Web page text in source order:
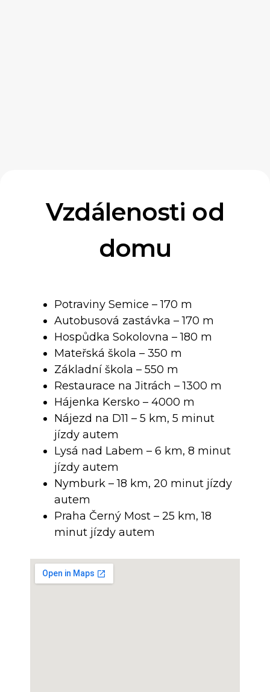
Vzdálenosti od
domu
Potraviny Semice – 170 m
Autobusová zastávka – 170 m
Hospůdka Sokolovna – 180 m
Mateřská škola – 350 m
Základní škola – 550 m
Restaurace na Jitrách – 1300 m
Hájenka Kersko – 4000 m
Nájezd na D11 – 5 km, 5 minut
jízdy autem
Lysá nad Labem – 6 km, 8 minut
jízdy autem
Nymburk – 18 km, 20 minut jízdy
autem
Praha Černý Most – 25 km, 18
minut jízdy autem